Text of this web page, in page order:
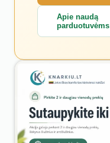
Apie naudą
parduotuvėms